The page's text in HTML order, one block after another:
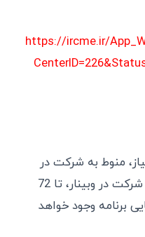
https://ircme.ir/
منوط به شرکت در
آزمون نهایی برنامه است. پس از شرکت در وبینار، تا 72
وجود خواهد